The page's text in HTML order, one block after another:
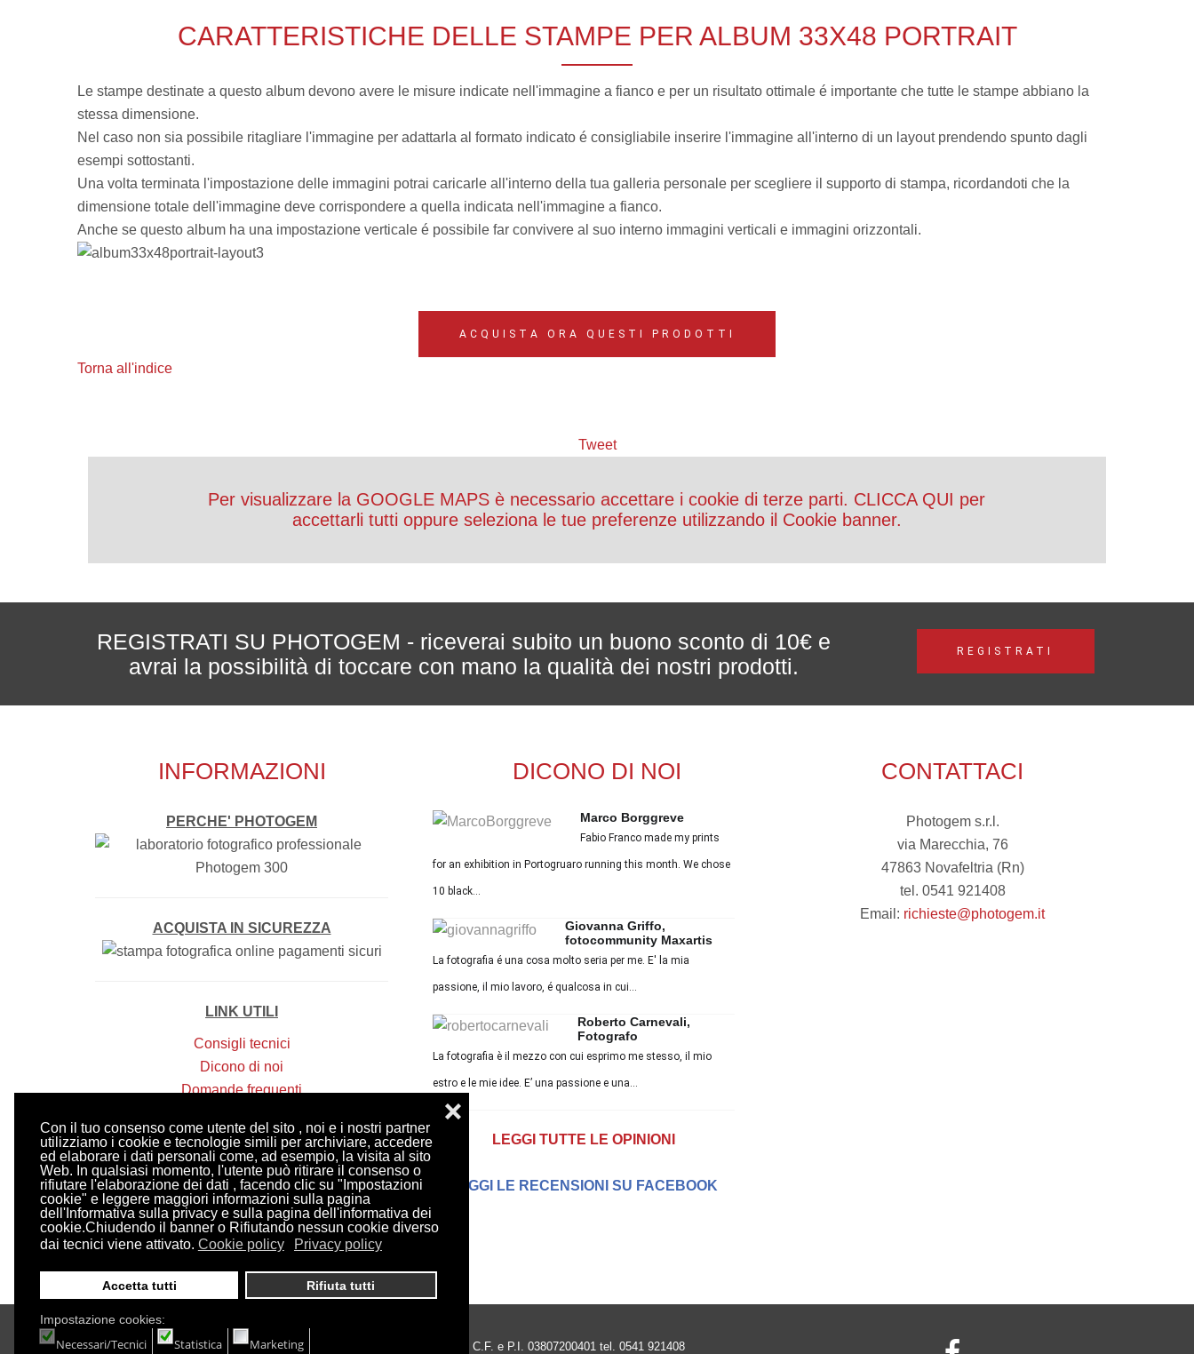
Con il tuo consenso come utente del sito , noi e i nostri partner
utilizziamo i cookie e tecnologie simili per archiviare, accedere
ed elaborare i dati personali come, ad esempio, la visita al sito
Web. In qualsiasi momento, l'utente può ritirare il consenso o
rifiutare l'elaborazione dei dati , facendo clic su "Impostazioni
cookie" e leggere maggiori informazioni sulla pagina
dell'Informativa sulla privacy e sulla pagina dell'informativa dei
cookie.Chiudendo il banner o Rifiutando nessun cookie diverso
dai tecnici viene attivato. Cookie policy Privacy policy
Accetta tutti Rifiuta tutti
❌
Impostazione cookies:
Necessari/Tecnici Statistica Marketing
CARATTERISTICHE DELLE STAMPE PER ALBUM 33X48 PORTRAIT
Le stampe destinate a questo album devono avere le misure indicate nell'immagine a fianco e per un risultato ottimale é importante che tutte le stampe abbiano la
stessa dimensione.
Nel caso non sia possibile ritagliare l'immagine per adattarla al formato indicato é consigliabile inserire l'immagine all'interno di un layout prendendo spunto dagli
esempi sottostanti.
Una volta terminata l'impostazione delle immagini potrai caricarle all'interno della tua galleria personale per scegliere il supporto di stampa, ricordandoti che la
dimensione totale dell'immagine deve corrispondere a quella indicata nell'immagine a fianco.
Anche se questo album ha una impostazione verticale é possibile far convivere al suo interno immagini verticali e immagini orizzontali.
ACQUISTA ORA QUESTI PRODOTTI
Torna all'indice
Tweet
Per visualizzare la GOOGLE MAPS è necessario accettare i cookie di terze parti. CLICCA QUI per
accettarli tutti oppure seleziona le tue preferenze utilizzando il Cookie banner.
REGISTRATI SU PHOTOGEM - riceverai subito un buono sconto di 10€ e
avrai la possibilità di toccare con mano la qualità dei nostri prodotti.
REGISTRATI
INFORMAZIONI
PERCHE' PHOTOGEM
ACQUISTA IN SICUREZZA
LINK UTILI
Consigli tecnici
Dicono di noi
Domande frequenti
Contatti
Privacy Policy
DICONO DI NOI
Marco Borggreve
Fabio Franco made my prints
for an exhibition in Portogruaro running this month. We chose
10 black...
Giovanna Griffo,
fotocommunity Maxartis
La fotografia é una cosa molto seria per me. E' la mia
passione, il mio lavoro, é qualcosa in cui...
Roberto Carnevali,
Fotografo
La fotografia è il mezzo con cui esprimo me stesso, il mio
estro e le mie idee. E’ una passione e una...
LEGGI TUTTE LE OPINIONI
LEGGI LE RECENSIONI SU FACEBOOK
CONTATTACI
Photogem s.r.l.
via Marecchia, 76
47863 Novafeltria (Rn)
tel. 0541 921408
Email: richieste@photogem.it
Copyright © 2016 Photogem s.r.l. via Marecchia, 76 - 47863 Novafeltria (Rn) C.F. e P.I. 03807200401 tel. 0541 921408